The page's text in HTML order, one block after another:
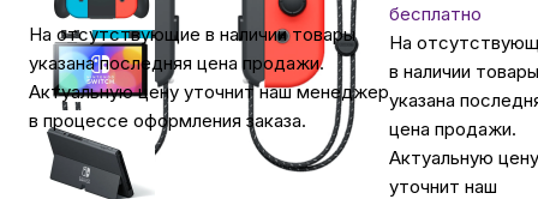
На отсутствующие в наличии товары
указана последняя цена продажи.
Актуальную цену уточнит наш менеджер
в процессе оформления заказа.
бесплатно
На
в наличии товары
указана
цена продажи.
Актуальную цену
уточнит наш